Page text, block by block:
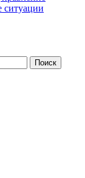
ситуации